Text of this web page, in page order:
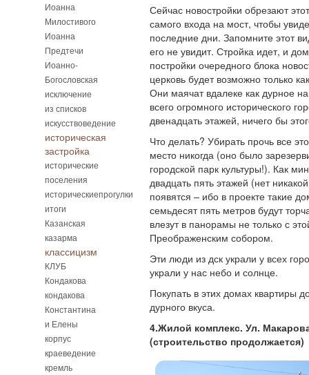
Иоанна
Милостивого
Иоанна
Предтечи
Иоанно-
Богословская
исключение
из списков
искусствоведение
историческая
застройка
исторические
поселения
историческиепрогулки
итоги
Казанская
казарма
классицизм
КЛУБ
Кондакова
кондакова
Константина
и Елены
корпус
краеведение
кремль
Сейчас новостройки обрезают
самого входа на мост, чтобы
последние дни. Запомните этот
его не увидит. Стройка идет, и
постройки очередного блока
церковь будет возможно только
Они маячат вдалеке как дурное
всего огромного исторического
двенадцать этажей, ничего бы
Что делать? Убирать прочь все
место никогда (оно было
городской парк культуры!). Как
двадцать пять этажей (нет
появятся – ибо в проекте такие
семьдесят пять метров будут
влезут в панорамы не только с
Преображенским собором.
Эти люди из дск украли у всех
украли у нас небо и солнце.
Покупать в этих домах квартиры
дурного вкуса.
4.Жилой комплекс. Ул.
(строительство продолжается)